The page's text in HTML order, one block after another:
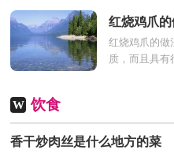
红烧鸡爪
红烧鸡爪的做
质，而且具有
W 饮食
香干炒肉丝是什么地方的菜